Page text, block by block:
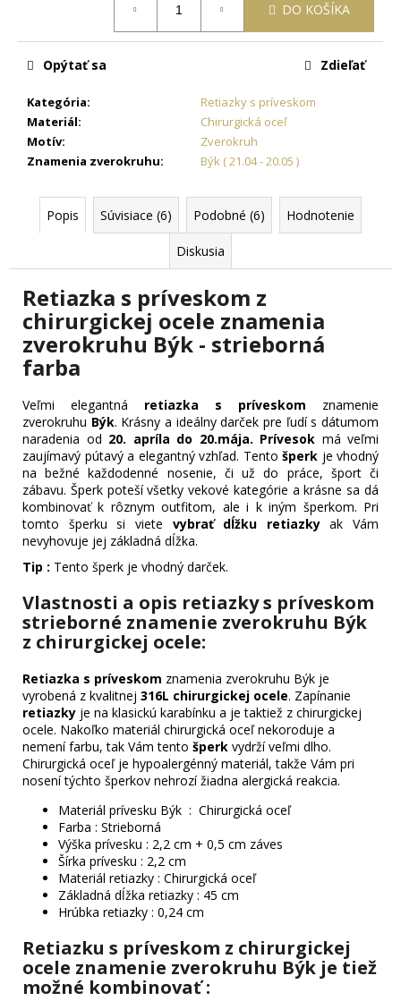
DO KOŠÍKA
Kategória:
Retiazky s príveskom
Materiál:
Chirurgická oceľ
Motív:
Zverokruh
Znamenia zverokruhu: Býk ( 21.04 - 20.05 )
Opýtať sa Zdieľať
Popis Súvisiace (6) Podobné (6) Hodnotenie
Diskusia
Retiazka s príveskom z
chirurgickej ocele znamenia
zverokruhu Býk - strieborná
farba
Veľmi elegantná retiazka s príveskom znamenie
zverokruhu Býk. Krásny a ideálny darček pre ľudí s dátumom
naradenia od 20. apríla do 20.mája. Prívesok má veľmi
zaujímavý pútavý a elegantný vzhľad. Tento šperk je vhodný
na bežné každodenné nosenie, či už do práce, šport či
zábavu. Šperk poteší všetky vekové kategórie a krásne sa dá
kombinovať k rôznym outfitom, ale i k iným šperkom. Pri
tomto šperku si viete vybrať dĺžku retiazkyak Vám
nevyhovuje jej základná dĺžka.
Tip : Tento šperk je vhodný darček.
Vlastnosti a opis retiazky s príveskom
strieborné znamenie zverokruhu Býk
z chirurgickej ocele:
Retiazka s príveskom znamenia zverokruhu Býk je
vyrobená z kvalitnej 316L chirurgickej ocele. Zapínanie
retiazky je na klasickú karabínku a je taktiež z chirurgickej
ocele. Nakoľko materiál chirurgická oceľ nekoroduje a
nemení farbu, tak Vám tento šperk vydrží veľmi dlho.
Chirurgická oceľ je hypoalergénný materiál, takže Vám pri
nosení týchto šperkov nehrozí žiadna alergická reakcia.
Materiál prívesku Býk : Chirurgická oceľ
Farba : Strieborná
Výška prívesku : 2,2 cm + 0,5 cm záves
Šírka prívesku : 2,2 cm
Materiál retiazky : Chirurgická oceľ
Základná dĺžka retiazky : 45 cm
Hrúbka retiazky : 0,24 cm
Retiazku s príveskom z chirurgickej
ocele znamenie zverokruhu Býk je tiež
možné kombinovať :
MÔŽETE
DĹŽKU
RETIAZKY
18,77